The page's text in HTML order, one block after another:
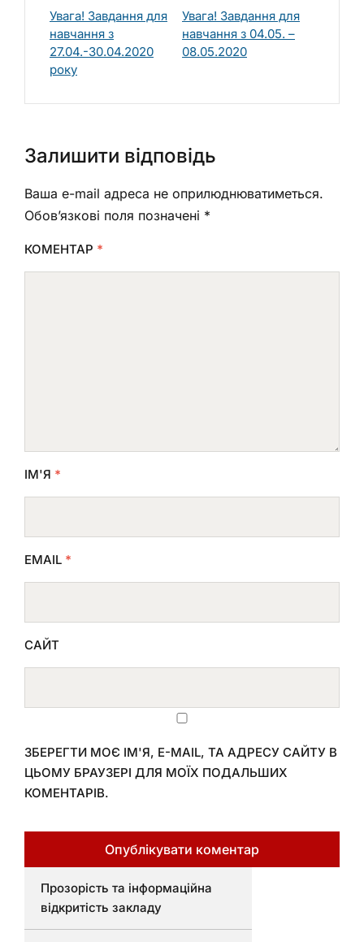
Увага! Завдання для
навчання з
27.04.-30.04.2020
року
Увага! Завдання для
навчання з 04.05. –
08.05.2020
Залишити відповідь
Ваша e-mail адреса не оприлюднюватиметься.
Обов’язкові поля позначені *
КОМЕНТАР *
ІМ'Я *
EMAIL *
САЙТ
ЗБЕРЕГТИ МОЄ ІМ'Я, E-MAIL, ТА АДРЕСУ САЙТУ В
ЦЬОМУ БРАУЗЕРІ ДЛЯ МОЇХ ПОДАЛЬШИХ
КОМЕНТАРІВ.
Прозорість та інформаційна
відкритість закладу